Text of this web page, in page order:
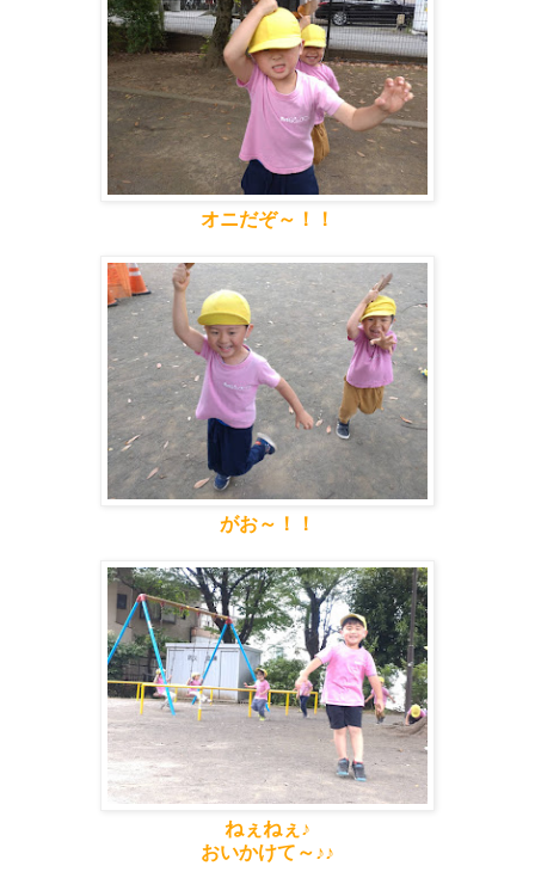
オニだぞ～！！
がお～！！
ねぇねぇ♪
おいかけて～♪♪